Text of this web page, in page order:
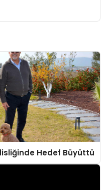
Hedef Büyüttü